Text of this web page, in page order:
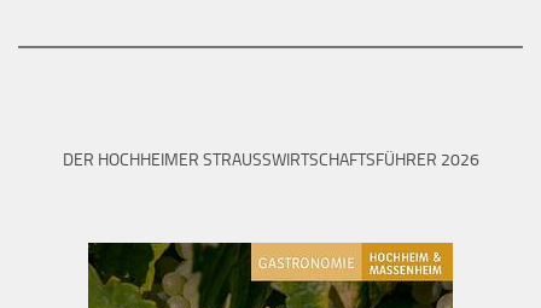
DER HOCHHEIMER STRAUSSWIRTSCHAFTSFÜHRER 2026